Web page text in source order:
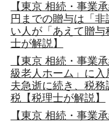
【東京 相続・事業
円までの贈与は「
い人が「あえて贈
士が解説】
【東京 相続・事業
級老人ホーム」に
夫急逝に続き、税
税【税理士が解説】
【東京 相続・事業